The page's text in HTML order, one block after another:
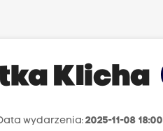
Klicha
wydarzenia:2025-11-08 18:00